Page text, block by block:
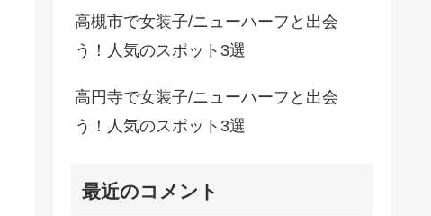
高槻市で女装子/ニューハーフと出会
う！人気のスポット3選
高円寺で女装子/ニューハーフと出会
う！人気のスポット3選
最近のコメント